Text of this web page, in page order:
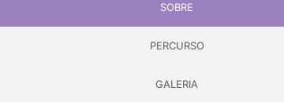
SOBRE
PERCURSO
GALERIA
Pague já com PayPal